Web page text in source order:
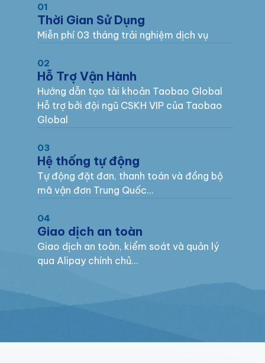
01
Thời Gian Sử Dụng
Miễn phí 03 tháng trải nghiệm dịch vụ
02
Hỗ Trợ Vận Hành
Hướng dẫn tạo tài khoản Taobao Global
Hỗ trợ bởi đội ngũ CSKH VIP của Taobao
Global
03
Hệ thống tự động
Tự động đặt đơn, thanh toán và đồng bộ
mã vận đơn Trung Quốc…
04
Giao dịch an toàn
Giao dịch an toàn, kiểm soát và quản lý
qua Alipay chính chủ…